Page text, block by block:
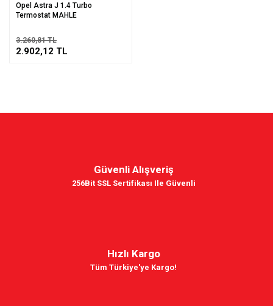
Opel Astra J 1.4 Turbo
Termostat MAHLE
3.260,81 TL
2.902,12 TL
Güvenli Alışveriş
256Bit SSL Sertifikası Ile Güvenli
Hızlı Kargo
Tüm Türkiye'ye Kargo!